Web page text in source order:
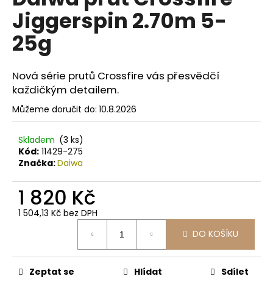
0,0
z
5
hvězdiček.
Jiggerspin 2.70m 5-
25g
Nová série prutů Crossfire vás přesvědčí
každičkým detailem.
Můžeme doručit do: 10.8.2026
Skladem (3 ks)
Kód: 11429-275
Značka:Daiwa
1 820 Kč
1 504,13 Kč bez DPH
DO KOŠÍKU
Zeptat se Hlídat Sdílet
a
j
í
?
D
o
p
u
č